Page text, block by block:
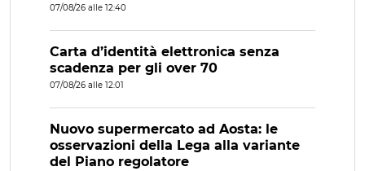
07/08/26 alle 12:40
Carta d’identità elettronica senza
scadenza per gli over 70
07/08/26 alle 12:01
Nuovo supermercato ad Aosta: le
osservazioni della Lega alla variante
del Piano regolatore